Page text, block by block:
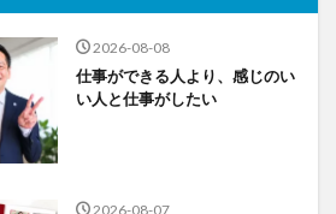
2026-08-08
仕事ができる人より、感じのい
い人と仕事がしたい
2026-08-07